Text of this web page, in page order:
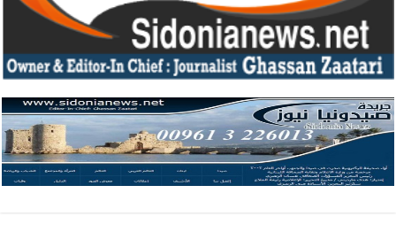
أخبار صيدا المهندس محمد السعودي يستقبل المختارين بعاصيري